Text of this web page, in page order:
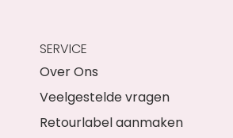
SERVICE
Over Ons
Veelgestelde vragen
Retourlabel aanmaken